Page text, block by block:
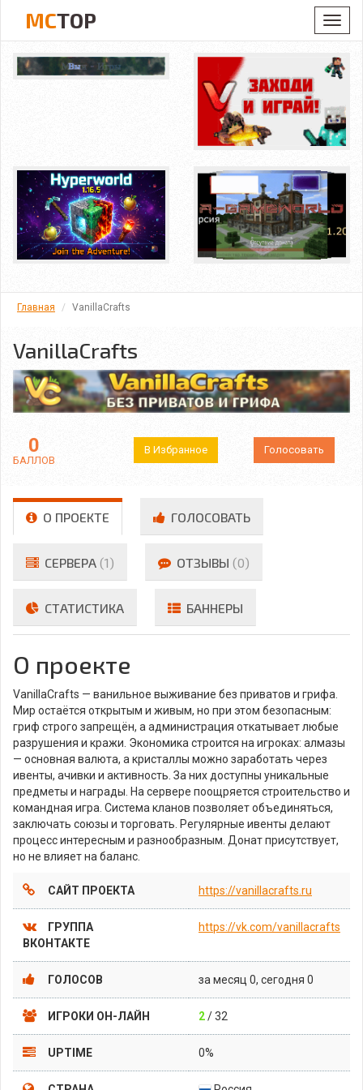
MCTOP
Главная VanillaCrafts
VanillaCrafts
0
БАЛЛОВ
В Избранное Голосовать
О ПРОЕКТЕ ГОЛОСОВАТЬ
СЕРВЕРА (1) ОТЗЫВЫ (0)
СТАТИСТИКА БАННЕРЫ
О проекте
VanillaCrafts — ванильное выживание без приватов и грифа.
Мир остаётся открытым и живым, но при этом безопасным:
гриф строго запрещён, а администрация откатывает любые
разрушения и кражи. Экономика строится на игроках: алмазы
— основная валюта, а кристаллы можно заработать через
ивенты, ачивки и активность. За них доступны уникальные
предметы и награды. На сервере поощряется строительство и
командная игра. Система кланов позволяет объединяться,
заключать союзы и торговать. Регулярные ивенты делают
процесс интересным и разнообразным. Донат присутствует,
но не влияет на баланс.
САЙТ ПРОЕКТА https://vanillacrafts.ru
ГРУППА
ВКОНТАКТЕ
https://vk.com/vanillacrafts
ГОЛОСОВ за месяц 0, сегодня 0
ИГРОКИ ОН-ЛАЙН 2/ 32
UPTIME 0%